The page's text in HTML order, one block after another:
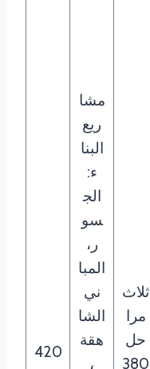
ثلاث
مرا
حل
380
مشا
ريع
البنا
ء:
الج
سو
ر،
المبا
ني
الشا
هقة
،
420